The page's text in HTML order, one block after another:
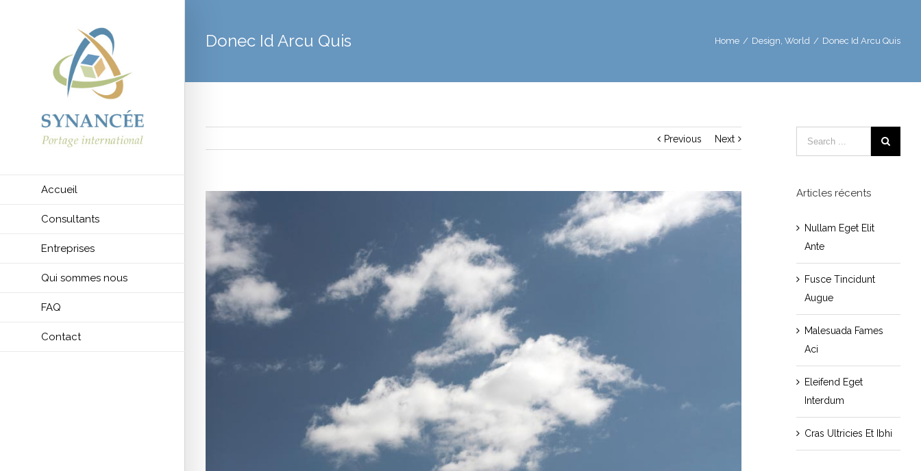
Accueil
Consultants
Entreprises
Qui sommes nous
FAQ
Contact
Donec Id Arcu Quis Home / Design, World / Donec Id Arcu Quis
Previous Next
View
Larger
Image
Articles récents
Nullam Eget Elit
Ante
Fusce Tincidunt
Augue
Malesuada Fames
Aci
Eleifend Eget
Interdum
Cras Ultricies Et Ibhi